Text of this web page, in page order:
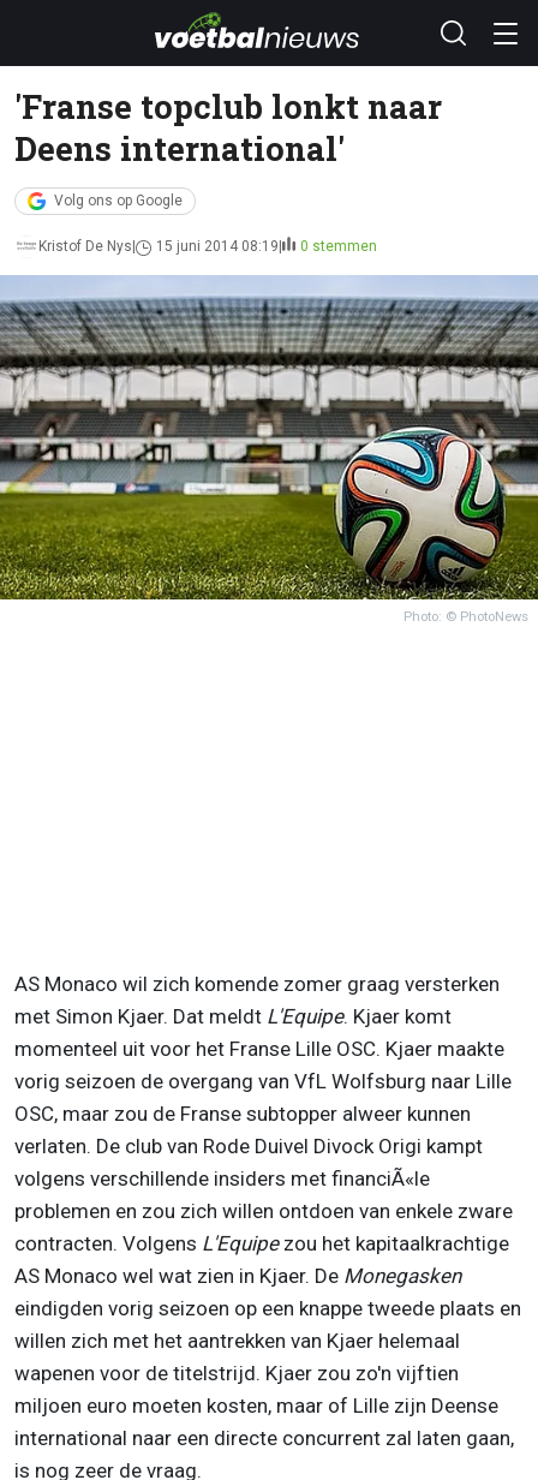
'Franse topclub lonkt naar
Deens international'
Volg ons op Google
Kristof De Nys 15 juni 2014 08:19 0 stemmen
Photo: © PhotoNews
AS Monaco wil zich komende zomer graag versterken
met Simon Kjaer. Dat meldt L'Equipe. Kjaer komt
momenteel uit voor het Franse Lille OSC. Kjaer maakte
vorig seizoen de overgang van VfL Wolfsburg naar Lille
OSC, maar zou de Franse subtopper alweer kunnen
verlaten. De club van Rode Duivel Divock Origi kampt
volgens verschillende insiders met financiÃ«le
problemen en zou zich willen ontdoen van enkele zware
contracten. Volgens L'Equipezou het kapitaalkrachtige
AS Monaco wel wat zien in Kjaer. De Monegasken
eindigden vorig seizoen op een knappe tweede plaats en
willen zich met het aantrekken van Kjaer helemaal
wapenen voor de titelstrijd. Kjaer zou zo'n vijftien
miljoen euro moeten kosten, maar of Lille zijn Deense
international naar een directe concurrent zal laten gaan,
is nog zeer de vraag.